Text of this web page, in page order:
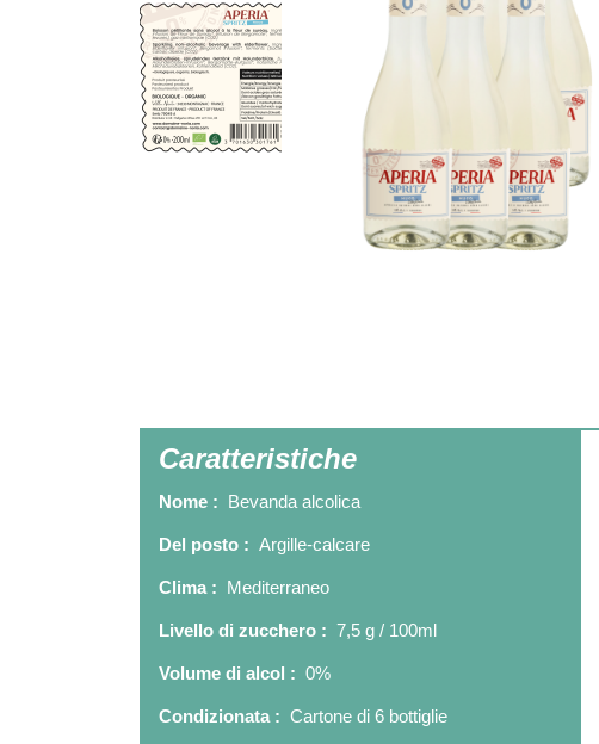
Caratteristiche
Nome : Bevanda alcolica
Del posto : Argille-calcare
Clima : Mediterraneo
Livello di zucchero : 7,5 g / 100ml
Volume di alcol : 0%
Condizionata : Cartone di 6 bottiglie